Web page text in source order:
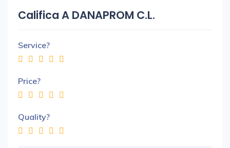
Califica A DANAPROM C.L.
Service?
Price?
Quality?